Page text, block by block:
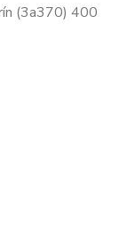
(3a370) 400